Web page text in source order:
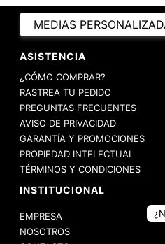
SUSCRÍBETE A NUESTRO
ENTERARTE PRIMERO
DE TODAS NUESTRAS
LANZAMIENTOS Y
Aviso de